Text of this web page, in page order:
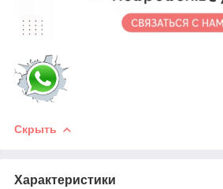
Скрыть
Характеристики